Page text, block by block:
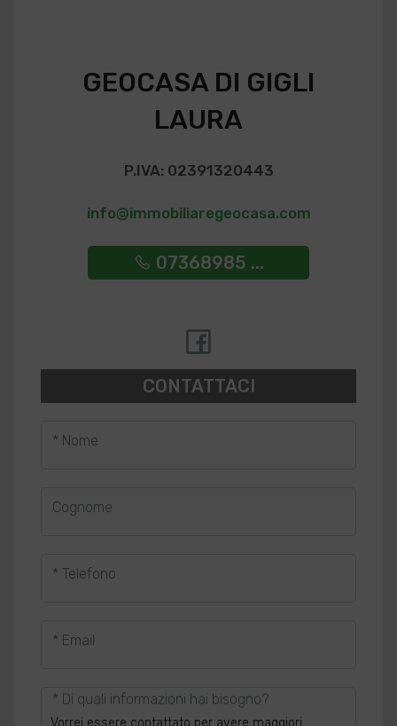
GEOCASA DI GIGLI
LAURA
P.IVA: 02391320443
info@immobiliaregeocasa.com
07368985 ...
CONTATTACI
* Nome
Cognome
* Telefono
* Email
* Di quali informazioni hai bisogno?